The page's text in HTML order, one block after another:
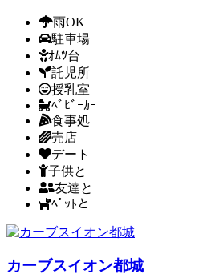
雨OK
駐車場
ｵﾑﾂ台
託児所
授乳室
ﾍﾞﾋﾞｰｶｰ
食事処
売店
デート
子供と
友達と
ﾍﾟｯﾄと
カーブスイオン都城